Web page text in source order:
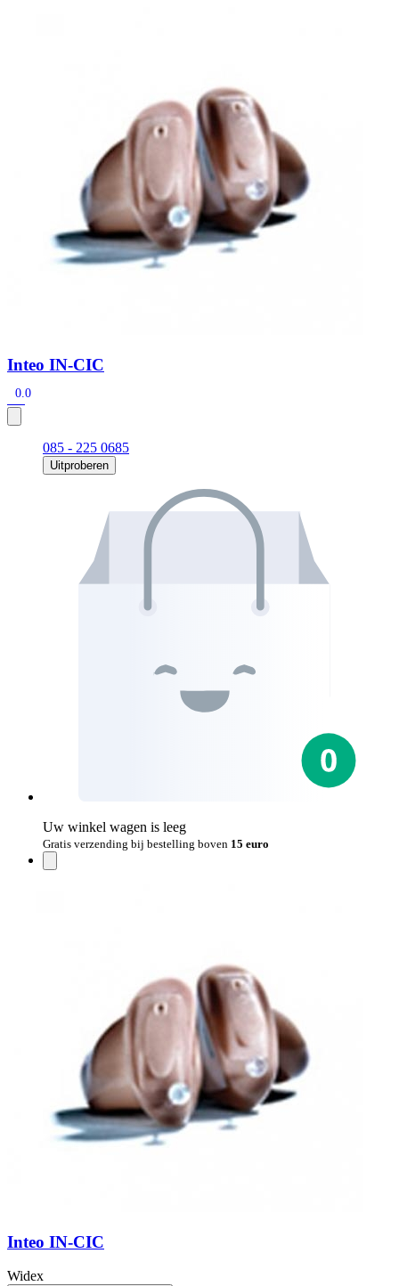
Signia Pure BCT IX
Audio Service R LI 7
Widex filtersFiltersDomes
Onderhoudsartikelen
Signia Active Mini IX - Oplaadbaar
De Signia Active Mini IX is het nieuwste hoortoestel van Signia.
Inteo IN-CIC
0.0
085 - 225 0685
Uitproberen
Uw winkel wagen is leeg
Gratis verzending bij bestelling boven 15 euro
Inteo IN-CIC
Widex